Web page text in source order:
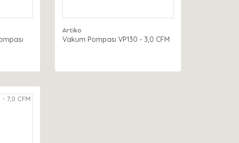
Artiko
Vakum Pompası VP130 - 3,0 CFM